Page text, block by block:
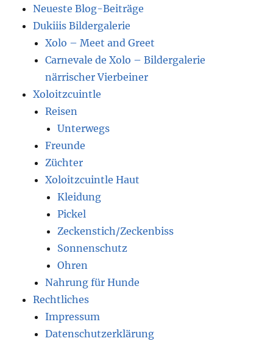
Dukiiis Gästebuch
Neueste Blog-Beiträge
Dukiiis Bildergalerie
Xolo – Meet and Greet
Carnevale de Xolo – Bildergalerie
närrischer Vierbeiner
Xoloitzcuintle
Reisen
Unterwegs
Freunde
Züchter
Xoloitzcuintle Haut
Kleidung
Pickel
Zeckenstich/Zeckenbiss
Sonnenschutz
Ohren
Nahrung für Hunde
Rechtliches
Impressum